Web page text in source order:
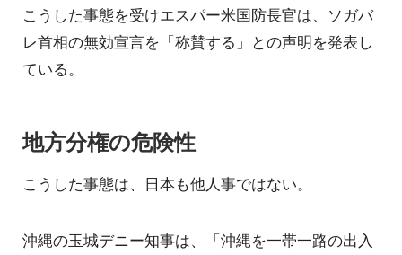
こうした事態を受けエスパー米国防長官は、ソガバ
レ首相の無効宣言を「称賛する」との声明を発表し
ている。
地方分権の危険性
こうした事態は、日本も他人事ではない。
沖縄の玉城デニー知事は、「沖縄を一帯一路の出入